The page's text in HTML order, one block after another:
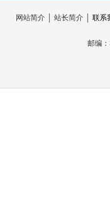
网站简介│ 站长简介│ 联系
邮编